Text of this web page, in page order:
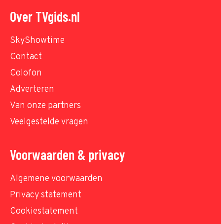
Over TVgids.nl
SkyShowtime
Contact
Colofon
Adverteren
Van onze partners
Veelgestelde vragen
Voorwaarden & privacy
Algemene voorwaarden
Privacy statement
Cookiestatement